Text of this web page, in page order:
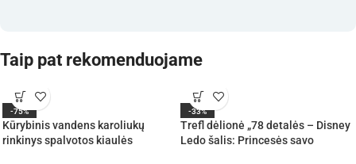
Taip pat rekomenduojame
-75%
Kūrybinis vandens karoliukų
rinkinys spalvotos kiaulės
-33%
Trefl dėlionė „78 detalės – Disney
Ledo šalis: Princesės savo